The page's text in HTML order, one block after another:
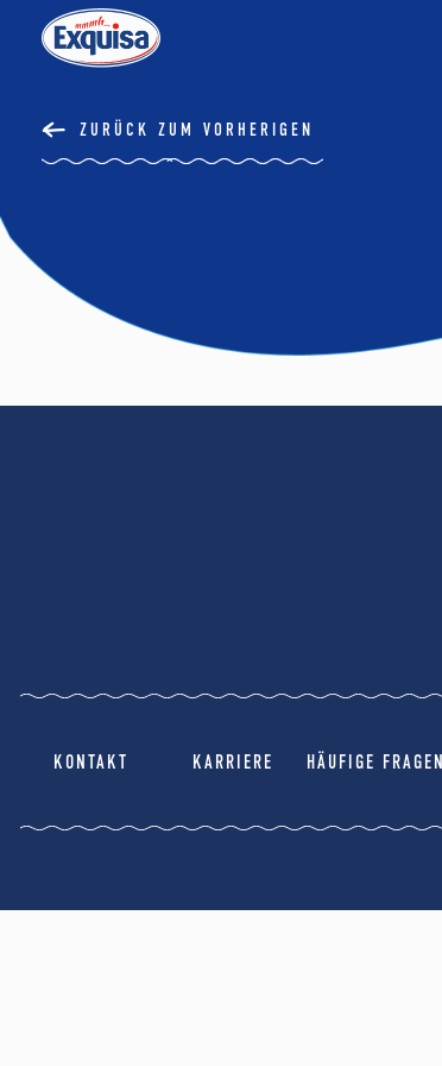
ZURÜCK ZUM VORHERIGEN
KONTAKT KARRIERE HÄUFIGE FRAGEN